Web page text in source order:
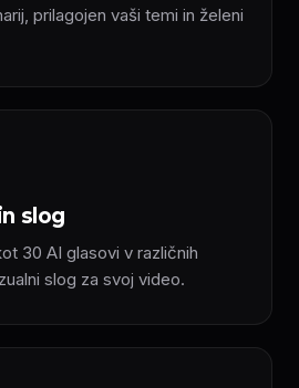
prilagojen vaši temi in želeni
slog
30 AI glasovi v različnih
slog za svoj video.